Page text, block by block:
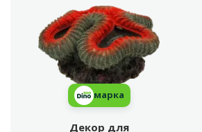
марка
Декор для